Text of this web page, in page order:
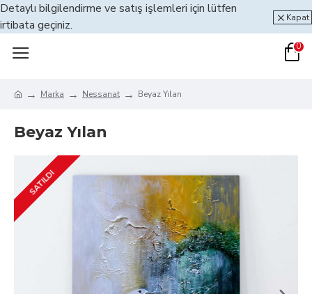
Detaylı bilgilendirme ve satış işlemleri için lütfen
irtibata geçiniz.
Kapat
0
Marka Nessanat Beyaz Yılan
Beyaz Yılan
SATILDI